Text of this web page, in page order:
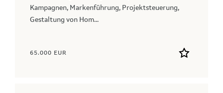
Kampagnen, Markenführung, Projektsteuerung,
Gestaltung von Hom...
65.000 EUR